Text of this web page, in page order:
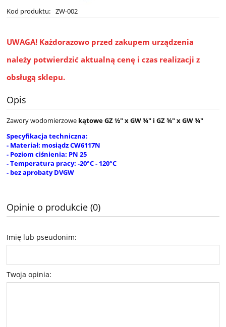
Kod produktu: ZW-002
UWAGA! Każdorazowo przed zakupem urządzenia
należy potwierdzić aktualną cenę i czas realizacji z
obsługą sklepu.
Opis
Zawory wodomierzowe kątowe GZ ½" x GW ¾" i GZ ¾" x GW ¾"
Specyfikacja techniczna:
- Materiał: mosiądz CW6117N
- Poziom ciśnienia: PN 25
- Temperatura pracy: -20°C - 120°C
- bez aprobaty DVGW
Opinie o produkcie (0)
Imię lub pseudonim:
Twoja opinia: